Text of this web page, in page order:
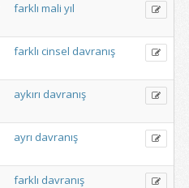
farklı mali yıl
farklı cinsel davranış
aykırı davranış
ayrı davranış
farklı davranış